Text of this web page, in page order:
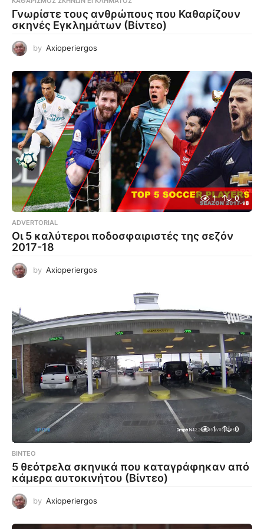
Γνωρίστε τους ανθρώπους που Καθαρίζουν
σκηνές Εγκλημάτων (Βίντεο)
by Axioperiergos
1 0
ADVERTORIAL
Οι 5 καλύτεροι ποδοσφαιριστές της σεζόν
2017-18
by Axioperiergos
1 0
ΒΊΝΤΕΟ
5 θεότρελα σκηνικά που καταγράφηκαν από
κάμερα αυτοκινήτου (Βίντεο)
by Axioperiergos